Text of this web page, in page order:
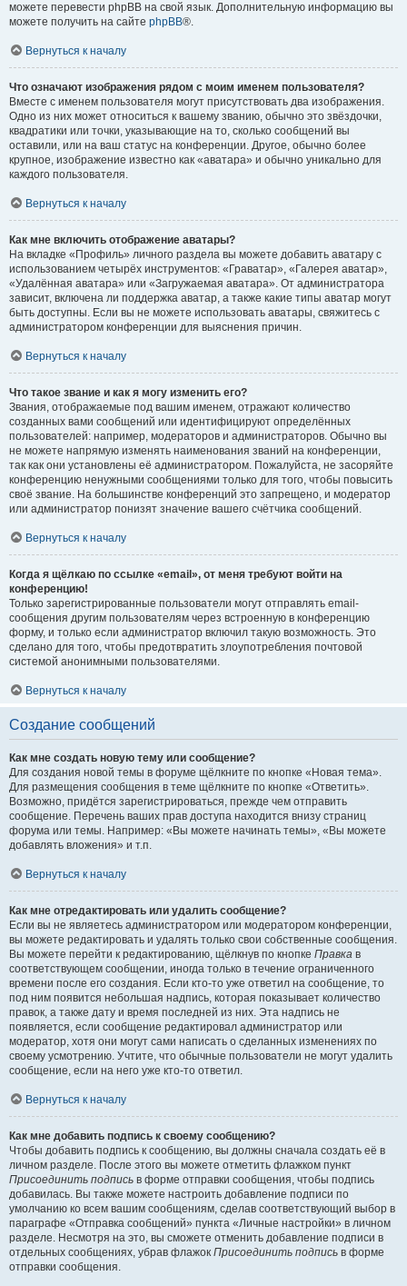
можете перевести phpBB на свой язык. Дополнительную информацию вы
можете получить на сайте phpBB®.
Вернуться к началу
Что означают изображения рядом с моим именем пользователя?
Вместе с именем пользователя могут присутствовать два изображения.
Одно из них может относиться к вашему званию, обычно это звёздочки,
квадратики или точки, указывающие на то, сколько сообщений вы
оставили, или на ваш статус на конференции. Другое, обычно более
крупное, изображение известно как «аватара» и обычно уникально для
каждого пользователя.
Вернуться к началу
Как мне включить отображение аватары?
На вкладке «Профиль» личного раздела вы можете добавить аватару с
использованием четырёх инструментов: «Граватар», «Галерея аватар»,
«Удалённая аватара» или «Загружаемая аватара». От администратора
зависит, включена ли поддержка аватар, а также какие типы аватар могут
быть доступны. Если вы не можете использовать аватары, свяжитесь с
администратором конференции для выяснения причин.
Вернуться к началу
Что такое звание и как я могу изменить его?
Звания, отображаемые под вашим именем, отражают количество
созданных вами сообщений или идентифицируют определённых
пользователей: например, модераторов и администраторов. Обычно вы
не можете напрямую изменять наименования званий на конференции,
так как они установлены её администратором. Пожалуйста, не засоряйте
конференцию ненужными сообщениями только для того, чтобы повысить
своё звание. На большинстве конференций это запрещено, и модератор
или администратор понизят значение вашего счётчика сообщений.
Вернуться к началу
Когда я щёлкаю по ссылке «email», от меня требуют войти на
конференцию!
Только зарегистрированные пользователи могут отправлять email-
сообщения другим пользователям через встроенную в конференцию
форму, и только если администратор включил такую возможность. Это
сделано для того, чтобы предотвратить злоупотребления почтовой
системой анонимными пользователями.
Вернуться к началу
Создание сообщений
Как мне создать новую тему или сообщение?
Для создания новой темы в форуме щёлкните по кнопке «Новая тема».
Для размещения сообщения в теме щёлкните по кнопке «Ответить».
Возможно, придётся зарегистрироваться, прежде чем отправить
сообщение. Перечень ваших прав доступа находится внизу страниц
форума или темы. Например: «Вы можете начинать темы», «Вы можете
добавлять вложения» и т.п.
Вернуться к началу
Как мне отредактировать или удалить сообщение?
Если вы не являетесь администратором или модератором конференции,
вы можете редактировать и удалять только свои собственные сообщения.
Вы можете перейти к редактированию, щёлкнув по кнопке Правка в
соответствующем сообщении, иногда только в течение ограниченного
времени после его создания. Если кто-то уже ответил на сообщение, то
под ним появится небольшая надпись, которая показывает количество
правок, а также дату и время последней из них. Эта надпись не
появляется, если сообщение редактировал администратор или
модератор, хотя они могут сами написать о сделанных изменениях по
своему усмотрению. Учтите, что обычные пользователи не могут удалить
сообщение, если на него уже кто-то ответил.
Вернуться к началу
Как мне добавить подпись к своему сообщению?
Чтобы добавить подпись к сообщению, вы должны сначала создать её в
личном разделе. После этого вы можете отметить флажком пункт
Присоединить подпись в форме отправки сообщения, чтобы подпись
добавилась. Вы также можете настроить добавление подписи по
умолчанию ко всем вашим сообщениям, сделав соответствующий выбор в
параграфе «Отправка сообщений» пункта «Личные настройки» в личном
разделе. Несмотря на это, вы сможете отменить добавление подписи в
отдельных сообщениях, убрав флажок Присоединить подпись в форме
отправки сообщения.